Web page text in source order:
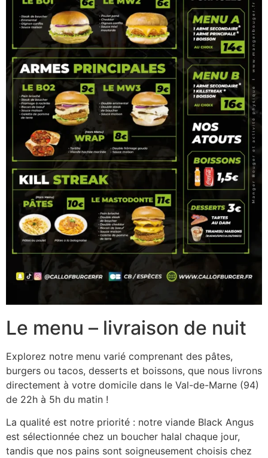
Le menu – livraison de nuit
Explorez notre menu varié comprenant des pâtes,
burgers ou tacos, desserts et boissons, que nous livrons
directement à votre domicile dans le Val-de-Marne (94)
de 22h à 5h du matin !
La qualité est notre priorité : notre viande Black Angus
est sélectionnée chez un boucher halal chaque jour,
tandis que nos pains sont soigneusement choisis chez